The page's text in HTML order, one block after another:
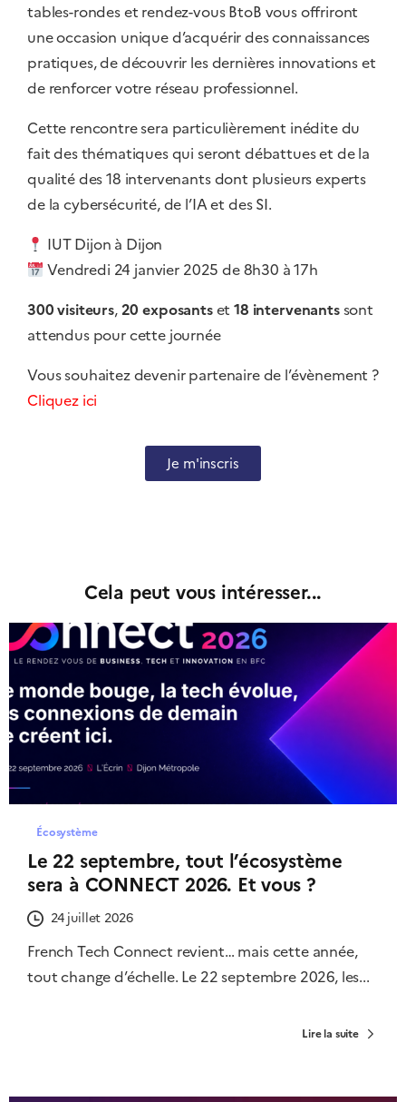
tables-rondes et rendez-vous BtoB vous offriront
une occasion unique d’acquérir des connaissances
pratiques, de découvrir les dernières innovations et
de renforcer votre réseau professionnel.
Cette rencontre sera particulièrement inédite du
fait des thématiques qui seront débattues et de la
qualité des 18 intervenants dont plusieurs experts
de la cybersécurité, de l’IA et des SI.
IUT Dijon à Dijon
Vendredi 24 janvier 2025 de 8h30 à 17h
300visiteurs,20 exposantset18 intervenantssont
attendus pour cette journée
Vous souhaitez devenir partenaire de l’évènement ?
Cliquez ici
Je m'inscris
Cela peut vous intéresser...
Écosystème
Le 22 septembre, tout l’écosystème
sera à CONNECT 2026. Et vous ?
24 juillet 2026
French Tech Connect revient… mais cette année,
tout change d’échelle. Le 22 septembre 2026, les...
Lire la suite